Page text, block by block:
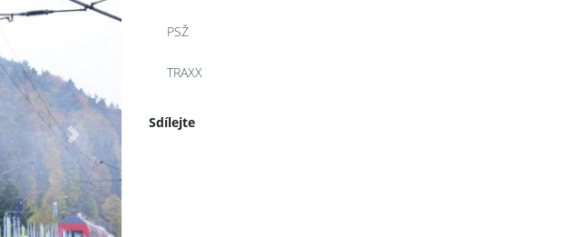
Next
PSŽ
TRAXX
Sdílejte